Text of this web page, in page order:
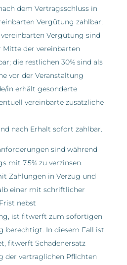
dem Vertragsschluss in
Vergütung zahlbar;
Vergütung sind
Mitte der vereinbarten
die restlichen 30% sind als
vor der Veranstaltung
in erhält gesonderte
vereinbarte zusätzliche
nach Erhalt sofort zahlbar.
sind während
mit 7.5% zu verzinsen.
Zahlungen in Verzug und
einer mit schriftlicher
nebst
ist fitwerft zum sofortigen
berechtigt. In diesem Fall ist
fitwerft Schadenersatz
der vertraglichen Pflichten